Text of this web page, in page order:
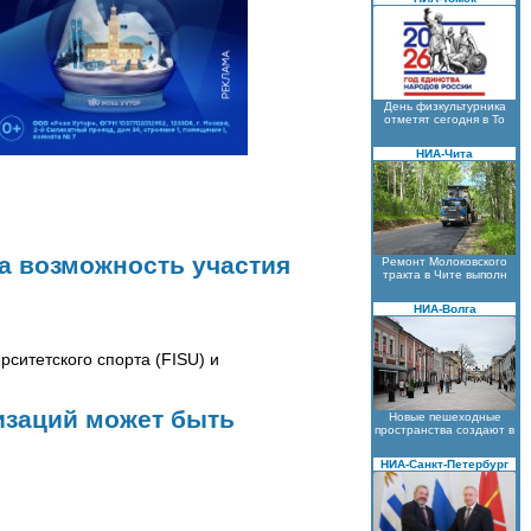
возможность участия
спорта (FISU) и
может быть
День физкультурника
отметят сегодня в То
НИА-Чита
Ремонт Молоковского
тракта в Чите выполн
НИА-Волга
Новые пешеходные
пространства создают в
НИА-Санкт-Петербург